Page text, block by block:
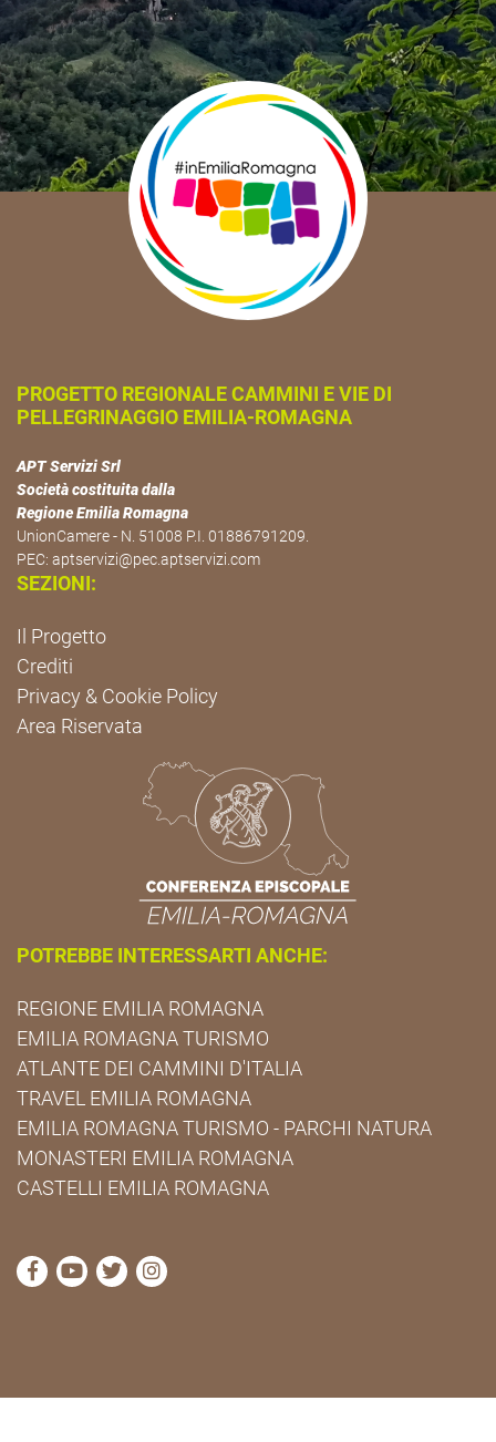
PROGETTO REGIONALE CAMMINI E VIE DI
PELLEGRINAGGIO EMILIA-ROMAGNA
APT Servizi Srl
Società costituita dalla
Regione Emilia Romagna
UnionCamere - N. 51008 P.I. 01886791209.
PEC: aptservizi@pec.aptservizi.com
SEZIONI:
Il Progetto
Crediti
Privacy & Cookie Policy
Area Riservata
POTREBBE INTERESSARTI ANCHE:
REGIONE EMILIA ROMAGNA
EMILIA ROMAGNA TURISMO
ATLANTE DEI CAMMINI D'ITALIA
TRAVEL EMILIA ROMAGNA
EMILIA ROMAGNA TURISMO - PARCHI NATURA
MONASTERI EMILIA ROMAGNA
CASTELLI EMILIA ROMAGNA
visita la pagina Facebook di Cammini Emilia-
visita la pagina YouTube di Cammini Emilia-
visita la pagina Twitter di Cammini Emilia-
visita la pagina Instagram di Cammini